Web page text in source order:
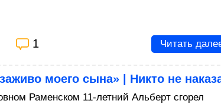
1 Читать
моего сына» | Никто не
Раменском 11-летний Альберт сгорел